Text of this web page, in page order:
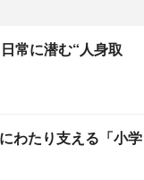
常に潜む“人身取
わたり支える「小学